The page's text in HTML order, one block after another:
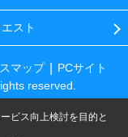
スト
マップ
PCサイト
reserved.
ビス向上検討を目的と